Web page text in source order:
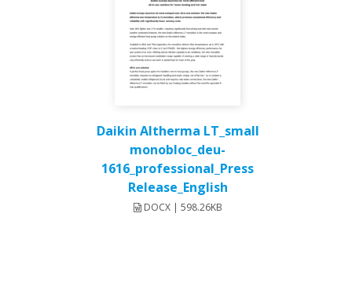
Daikin Altherma LT_small
monobloc_deu-
1616_professional_Press
Release_English
DOCX | 598.26KB